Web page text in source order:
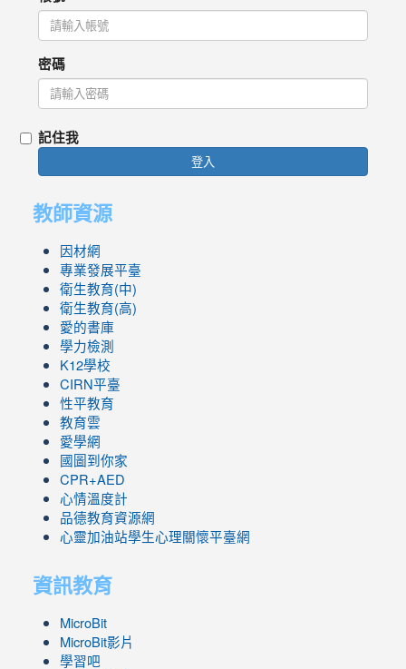
密碼
記住我
登入
教師資源
因材網
專業發展平臺
衛生教育(中)
衛生教育(高)
愛的書庫
學力檢測
K12學校
CIRN平臺
性平教育
教育雲
愛學網
國圖到你家
CPR+AED
心情溫度計
品德教育資源網
心靈加油站學生心理關懷平臺網
資訊教育
MicroBit
MicroBit影片
學習吧